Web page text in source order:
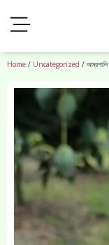
Home / Uncategorized /